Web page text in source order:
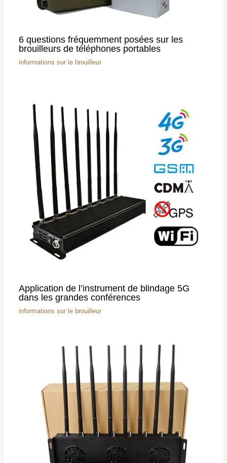
6 questions fréquemment posées sur les
brouilleurs de téléphones portables
informations sur le brouilleur
Application de l’instrument de blindage 5G
dans les grandes conférences
informations sur le brouilleur